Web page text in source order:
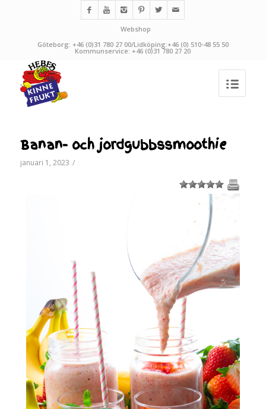
Webshop
Göteborg: +46 (0)31 780 27 00/Lidköping:+46 (0) 510-48 55 50
Kommunservice: +46 (0)31 780 27 20
Banan- och jordgubbssmoothie
januari 1, 2023 /
1 2 3 4 5